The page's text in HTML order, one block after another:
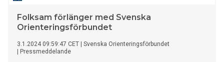
Folksam förlänger med Svenska
Orienteringsförbundet
3.1.2024 09:59:47 CET
Svenska Orienteringsförbundet
Pressmeddelande